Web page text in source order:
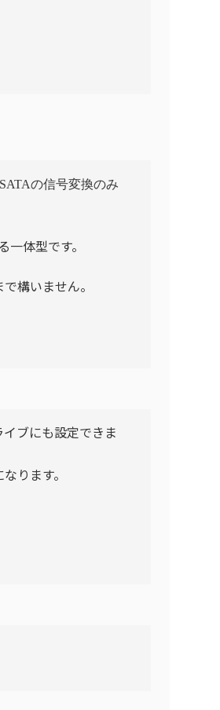
の信号変換のみ
体型です。
構いません。
ブにも設定できま
ります。